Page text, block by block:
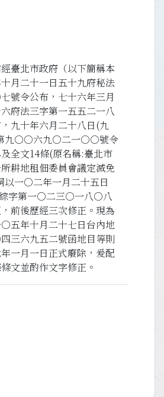
臺北市政府（以下簡稱本
月二十一日五十九府秘法
號令公布，七十六年三月
府法三字第一五五二一八
九十年六月二十八日(九
九○○六九○二一○○號令
全文14條(原名稱:臺北市
耕地租佃委員會議定滅免
以一○二年一月二十五日
字第一○二三○一八○八
前後歷經三次修正。現為
五年十月二十七日台內地
三六九五二號函地目等則
一月一日正式廢除，爰配
文並酌作文字修正。